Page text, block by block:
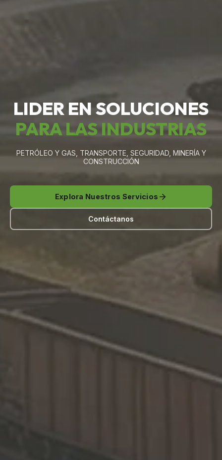
LIDER EN SOLUCIONES
PARA LAS INDUSTRIAS
PETRÓLEO Y GAS, TRANSPORTE, SEGURIDAD, MINERÍA Y
CONSTRUCCIÓN
Explora Nuestros Servicios
Contáctanos